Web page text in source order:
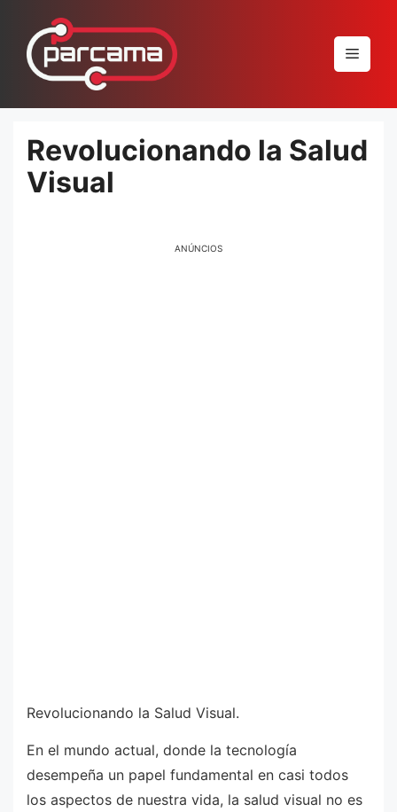
conteúdo
Menu
Revolucionando la Salud
Visual
ANÚNCIOS
Revolucionando la Salud Visual.
En el mundo actual, donde la tecnología
desempeña un papel fundamental en casi todos
los aspectos de nuestra vida, la salud visual no es